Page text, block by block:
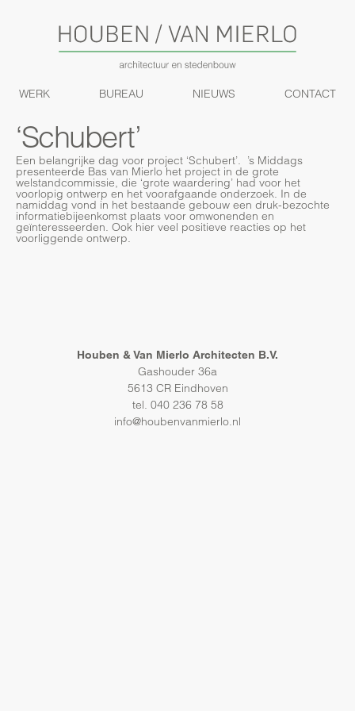
WERK BUREAU NIEUWS CONTACT
‘Schubert’
Een belangrijke dag voor project ‘Schubert’. ’s Middags
presenteerde Bas van Mierlo het project in de grote
welstandcommissie, die ‘grote waardering’ had voor het
voorlopig ontwerp en het voorafgaande onderzoek. In de
namiddag vond in het bestaande gebouw een druk-bezochte
informatiebijeenkomst plaats voor omwonenden en
geïnteresseerden. Ook hier veel positieve reacties op het
voorliggende ontwerp.
Houben & Van Mierlo Architecten B.V.
Gashouder 36a
5613 CR Eindhoven
tel. 040 236 78 58
info@houbenvanmierlo.nl